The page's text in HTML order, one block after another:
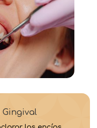
Gingival